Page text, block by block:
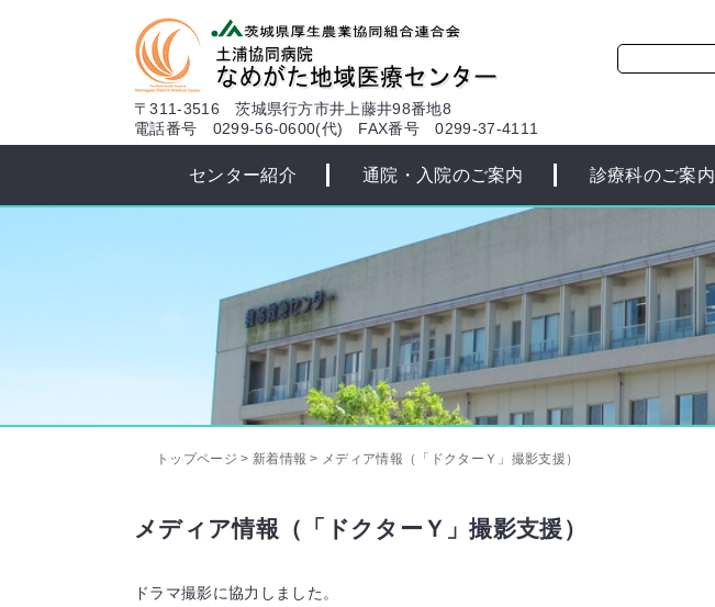
〒311-3516 茨城県行方市井上藤井98番地8
電話番号 0299-56-0600(代)
FAX番号 0299-37-4111
センター紹介 通院・入院のご案内 診療科のご案内
トップページ > 新着情報 > メディア情報（「ドクターＹ」撮影支援）
メディア情報（「ドクターＹ」撮影支援）
ドラマ撮影に協力しました。